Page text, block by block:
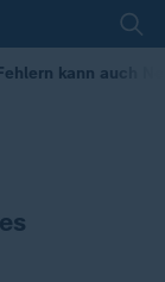
kann auch